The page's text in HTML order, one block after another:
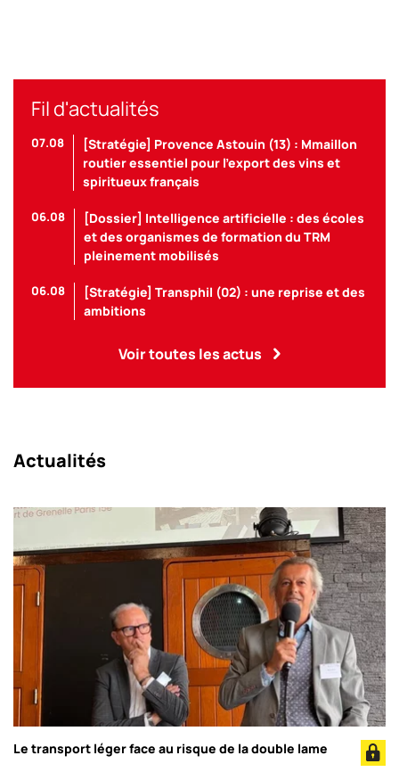
Fil d'actualités
07.08
[Stratégie] Provence Astouin (13) : Mmaillon
routier essentiel pour l’export des vins et
spiritueux français
06.08
[Dossier] Intelligence artificielle : des écoles
et des organismes de formation du TRM
pleinement mobilisés
06.08
[Stratégie] Transphil (02) : une reprise et des
ambitions
Voir toutes les actus
Actualités
Le transport léger face au risque de la double lame